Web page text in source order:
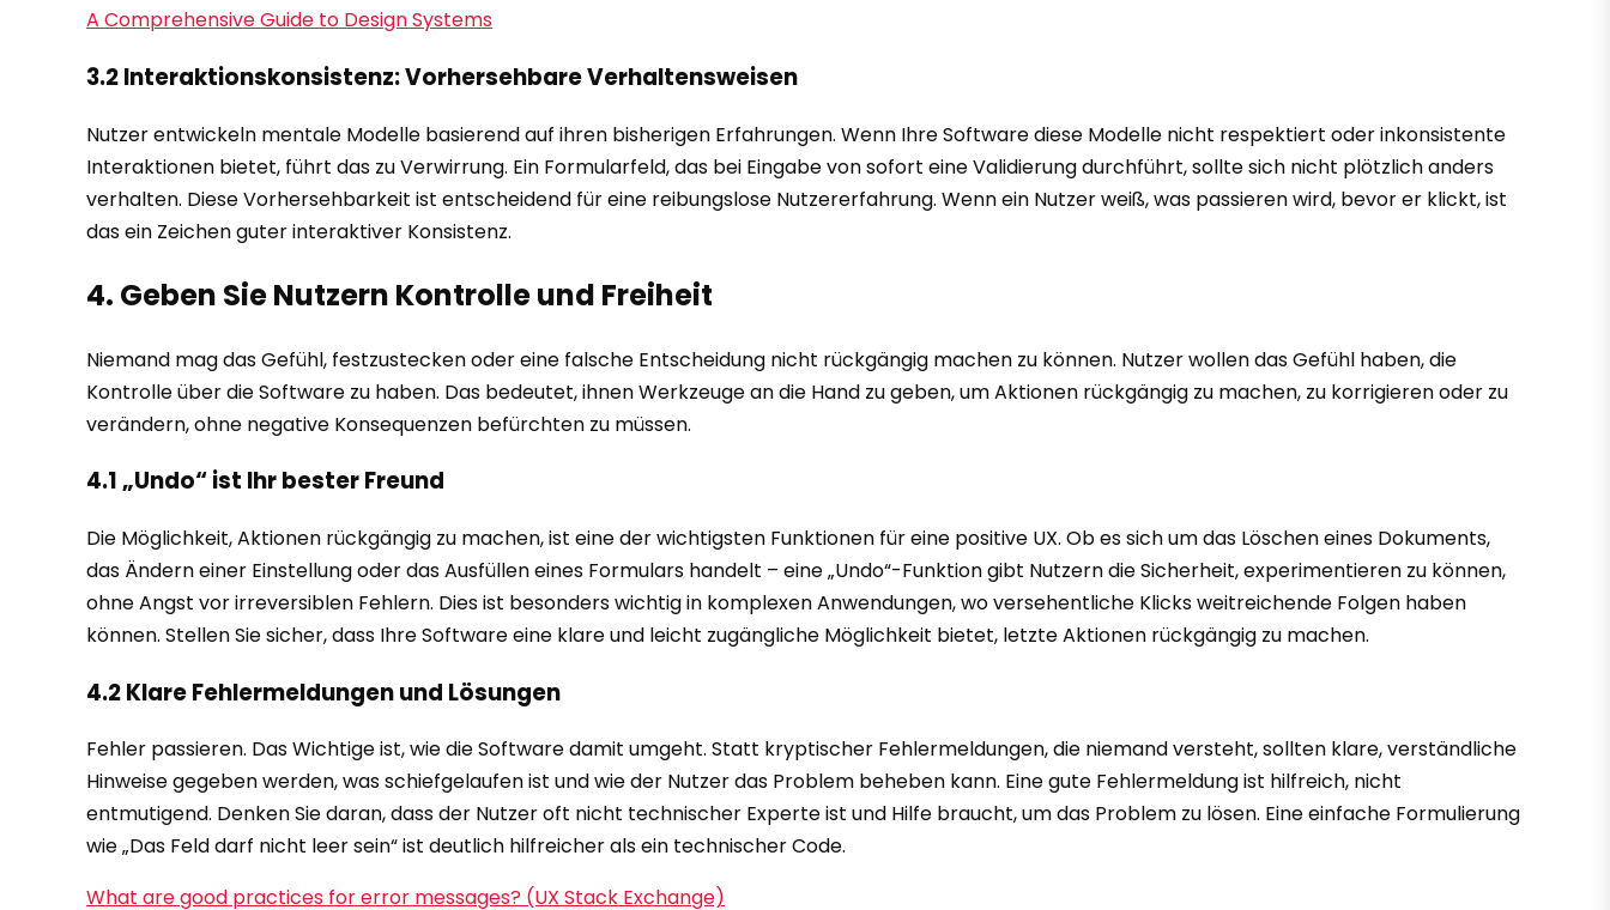
A Comprehensive Guide to Design Systems
3.2 Interaktionskonsistenz: Vorhersehbare Verhaltensweisen
Nutzer entwickeln mentale Modelle basierend auf ihren bisherigen Erfahrungen. Wenn Ihre Software diese Modelle nicht respektiert oder inkonsistente
Interaktionen bietet, führt das zu Verwirrung. Ein Formularfeld, das bei Eingabe von sofort eine Validierung durchführt, sollte sich nicht plötzlich anders
verhalten. Diese Vorhersehbarkeit ist entscheidend für eine reibungslose Nutzererfahrung. Wenn ein Nutzer weiß, was passieren wird, bevor er klickt, ist
das ein Zeichen guter interaktiver Konsistenz.
4. Geben Sie Nutzern Kontrolle und Freiheit
Niemand mag das Gefühl, festzustecken oder eine falsche Entscheidung nicht rückgängig machen zu können. Nutzer wollen das Gefühl haben, die
Kontrolle über die Software zu haben. Das bedeutet, ihnen Werkzeuge an die Hand zu geben, um Aktionen rückgängig zu machen, zu korrigieren oder zu
verändern, ohne negative Konsequenzen befürchten zu müssen.
4.1 „Undo“ ist Ihr bester Freund
Die Möglichkeit, Aktionen rückgängig zu machen, ist eine der wichtigsten Funktionen für eine positive UX. Ob es sich um das Löschen eines Dokuments,
das Ändern einer Einstellung oder das Ausfüllen eines Formulars handelt – eine „Undo“-Funktion gibt Nutzern die Sicherheit, experimentieren zu können,
ohne Angst vor irreversiblen Fehlern. Dies ist besonders wichtig in komplexen Anwendungen, wo versehentliche Klicks weitreichende Folgen haben
können. Stellen Sie sicher, dass Ihre Software eine klare und leicht zugängliche Möglichkeit bietet, letzte Aktionen rückgängig zu machen.
4.2 Klare Fehlermeldungen und Lösungen
Fehler passieren. Das Wichtige ist, wie die Software damit umgeht. Statt kryptischer Fehlermeldungen, die niemand versteht, sollten klare, verständliche
Hinweise gegeben werden, was schiefgelaufen ist und wie der Nutzer das Problem beheben kann. Eine gute Fehlermeldung ist hilfreich, nicht
entmutigend. Denken Sie daran, dass der Nutzer oft nicht technischer Experte ist und Hilfe braucht, um das Problem zu lösen. Eine einfache Formulierung
wie „Das Feld darf nicht leer sein“ ist deutlich hilfreicher als ein technischer Code.
What are good practices for error messages? (UX Stack Exchange)